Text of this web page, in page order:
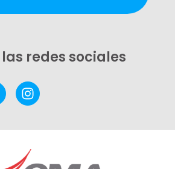
redes sociales